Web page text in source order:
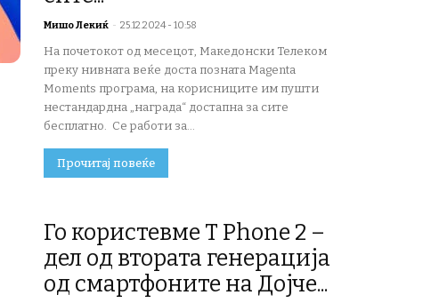
Мишо Лекиќ - 25.12.2024 - 10:58
На почетокот од месецот, Македонски Телеком
преку нивната веќе доста позната Magenta
Moments програма, на корисниците им пушти
нестандардна „награда“ достапна за сите
бесплатно. Се работи за...
Прочитај повеќе
Го користевме T Phone 2 –
дел од втората генерација
од смартфоните на Дојче...